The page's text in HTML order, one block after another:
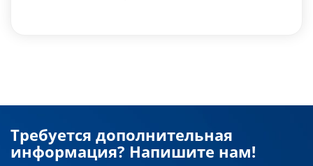
Требуется дополнительная
информация? Напишите нам!